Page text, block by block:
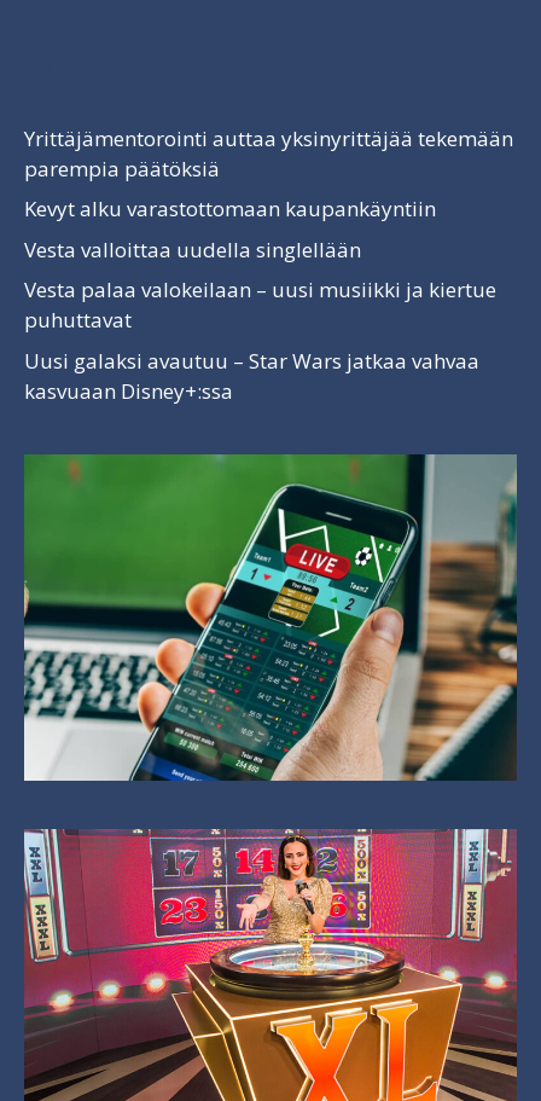
Yrittäjämentorointi auttaa yksinyrittäjää tekemään
parempia päätöksiä
Kevyt alku varastottomaan kaupankäyntiin
Vesta valloittaa uudella singlellään
Vesta palaa valokeilaan – uusi musiikki ja kiertue
puhuttavat
Uusi galaksi avautuu – Star Wars jatkaa vahvaa
kasvuaan Disney+:ssa